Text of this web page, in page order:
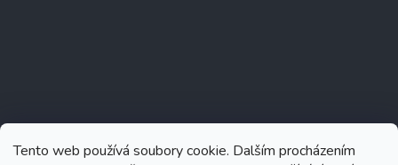
Tento web používá soubory cookie. Dalším procházením